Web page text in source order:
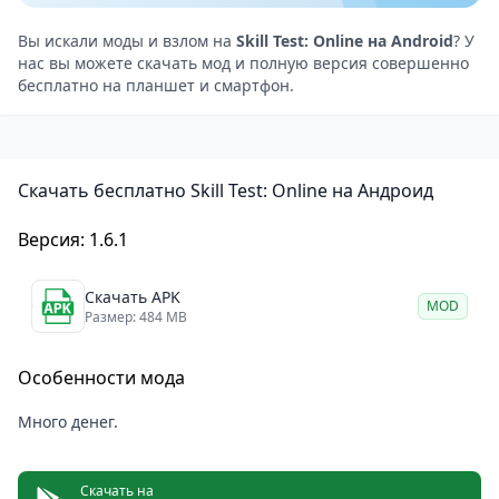
симулятор вождения, одна из самых реалистичных
в своём жанре. Наслаждайтесь современной
графикой и симуляцией вождения, а также
уровнями сложности — от простых до сложных.
лучшим гонщиком, покажите друзьям свой уровень
вождения!
По мере игры в Skill Test: Online вы будете всё лучше
управлять своим автомобилем.
Реалистичная трёхмерная графика.
Возможность выбора режима камеры.
качественных снимков экрана.
Вы искали моды и взлом на Skill Test: Online на Android? У
нас вы можете скачать мод и полную версия совершенно
бесплатно на планшет и смартфон.
Скачать бесплатно Skill Test: Online на Андроид
Версия: 1.6.1
Скачать APK
Размер: 484 MB
MOD
Особенности мода
Много денег.
Скачать на